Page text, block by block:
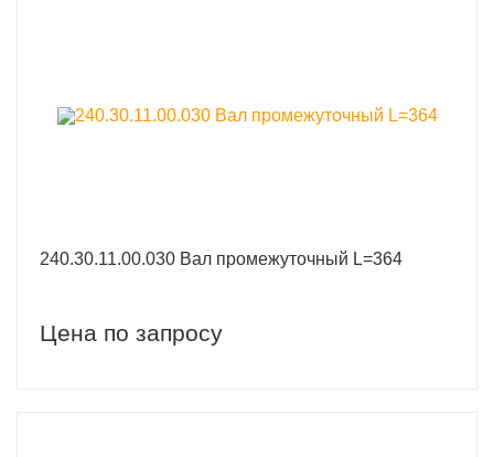
240.30.11.00.030 Вал промежуточный L=364
Цена по запросу